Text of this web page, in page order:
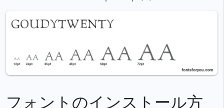
フォントのインストール方